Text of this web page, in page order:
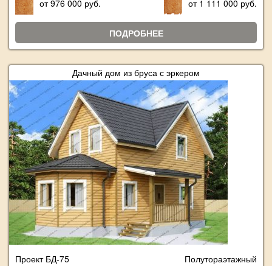
от 976 000 руб. от 1 111 000 руб.
ПОДРОБНЕЕ
Дачный дом из бруса с эркером
Проект БД-75
Полутораэтажный